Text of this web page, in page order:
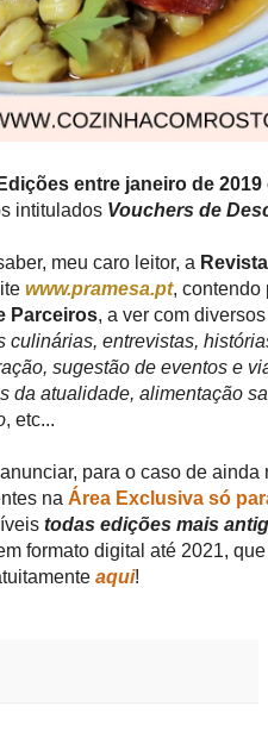
entre janeiro de
intitulados Vouchers de
meu caro leitor, a
www.pramesa.pt, contendo
Parceiros, a ver com
culinárias, entrevistas,
sugestão de eventos e
da atualidade, alimentação
, etc...
para o caso de
na Área Exclusiva só
todas edições mais
formato digital até 2021,
aqui!